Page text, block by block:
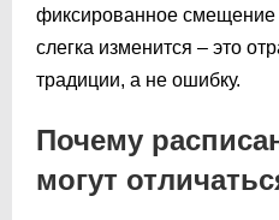
фиксированное
слегка изменится – это
традиции, а не ошибку.
Почему
могут